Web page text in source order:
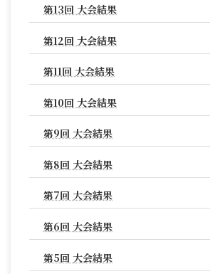
第13回 大会結果
第12回 大会結果
第11回 大会結果
第10回 大会結果
第9回 大会結果
第8回 大会結果
第7回 大会結果
第6回 大会結果
第5回 大会結果